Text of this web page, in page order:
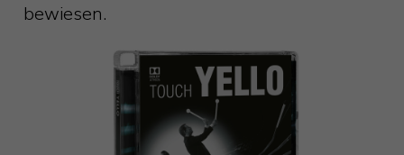
bewiesen.